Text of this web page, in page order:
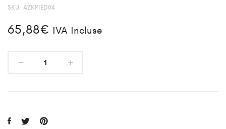
SKU: AZKPIED04
65,88€ IVA Incluse